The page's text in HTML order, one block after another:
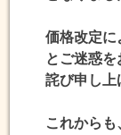
価格改定に
とご迷惑
詫び申し上
これから